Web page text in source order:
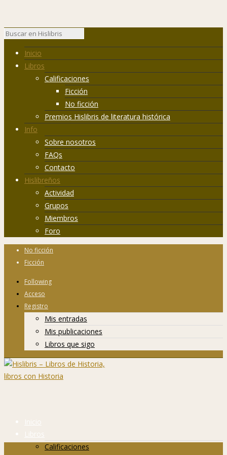
Inicio
Libros
Calificaciones
Ficción
No ficción
Premios Hislibris de literatura histórica
Info
Sobre nosotros
FAQs
Contacto
Hislibreños
Actividad
Grupos
Miembros
Foro
No ficción
Ficción
Following
Acceso
Registro
Mis entradas
Mis publicaciones
Libros que sigo
Inicio
Libros
Calificaciones